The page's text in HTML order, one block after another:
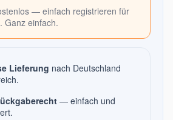
— einfach registrieren für
Ganz einfach.
Lieferung nach Deutschland
— einfach und